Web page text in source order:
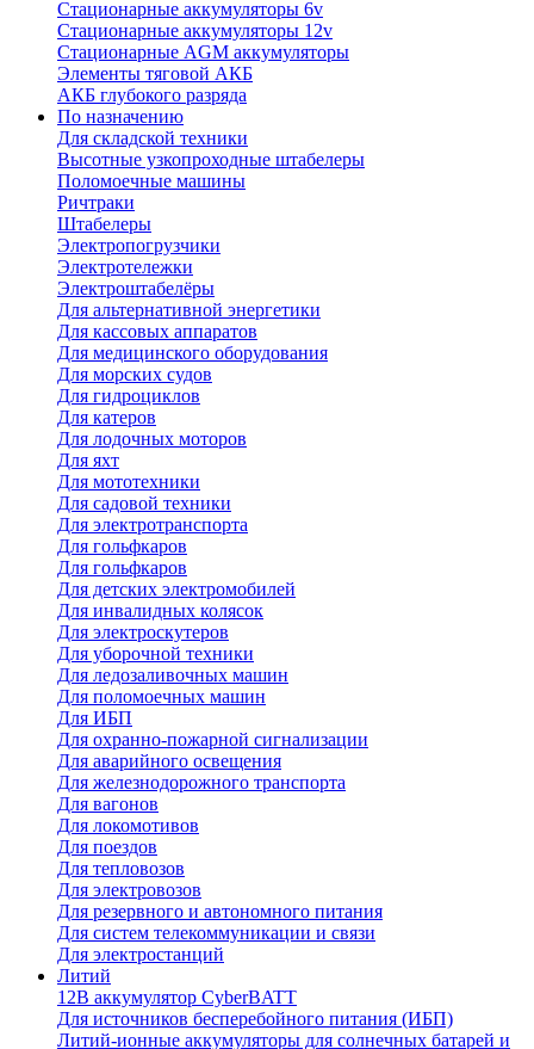
Стационарные аккумуляторы 6v
Стационарные аккумуляторы 12v
Стационарные AGM аккумуляторы
Элементы тяговой АКБ
АКБ глубокого разряда
По назначению
Для складской техники
Высотные узкопроходные штабелеры
Поломоечные машины
Ричтраки
Штабелеры
Электропогрузчики
Электротележки
Электроштабелёры
Для альтернативной энергетики
Для кассовых аппаратов
Для медицинского оборудования
Для морских судов
Для гидроциклов
Для катеров
Для лодочных моторов
Для яхт
Для мототехники
Для садовой техники
Для электротранспорта
Для гольфкаров
Для гольфкаров
Для детских электромобилей
Для инвалидных колясок
Для электроскутеров
Для уборочной техники
Для ледозаливочных машин
Для поломоечных машин
Для ИБП
Для охранно-пожарной сигнализации
Для аварийного освещения
Для железнодорожного транспорта
Для вагонов
Для локомотивов
Для поездов
Для тепловозов
Для электровозов
Для резервного и автономного питания
Для систем телекоммуникации и связи
Для электростанций
Литий
12В аккумулятор CyberBATT
Для источников бесперебойного питания (ИБП)
Литий-ионные аккумуляторы для солнечных батарей и